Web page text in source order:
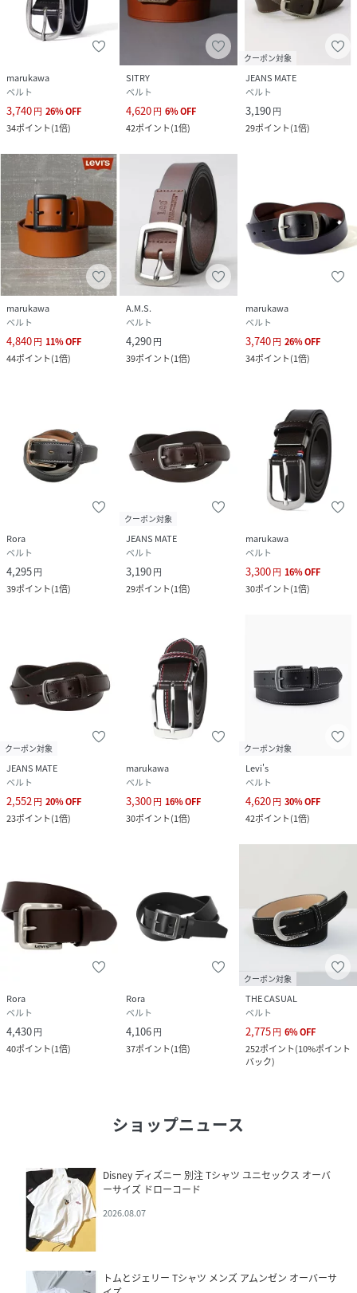
marukawa
ベルト
3,740円 26%OFF
34ポイント(1倍)
SITRY
ベルト
4,620円 6%OFF
42ポイント(1倍)
クーポン対象
JEANS MATE
ベルト
3,190円
29ポイント(1倍)
marukawa
ベルト
4,840円 11%OFF
44ポイント(1倍)
A.M.S.
ベルト
4,290円
39ポイント(1倍)
marukawa
ベルト
3,740円 26%OFF
34ポイント(1倍)
Rora
ベルト
4,295円
39ポイント(1倍)
クーポン対象
JEANS MATE
ベルト
3,190円
29ポイント(1倍)
marukawa
ベルト
3,300円 16%OFF
30ポイント(1倍)
クーポン対象
JEANS MATE
ベルト
2,552円 20%OFF
23ポイント(1倍)
marukawa
ベルト
3,300円 16%OFF
30ポイント(1倍)
クーポン対象
Levi's
ベルト
4,620円 30%OFF
42ポイント(1倍)
Rora
ベルト
4,430円
40ポイント(1倍)
Rora
ベルト
4,106円
37ポイント(1倍)
クーポン対象
THE CASUAL
ベルト
2,775円 6%OFF
252ポイント(10%ポイント
バック)
ショップニュース
Disney ディズニー 別注 Tシャツ ユニセックス オーバ
ーサイズ ドローコード
2026.08.07
トムとジェリー Tシャツ メンズ アムンゼン オーバーサ